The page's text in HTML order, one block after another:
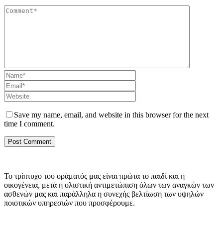
Save my name, email, and website in this browser for the next
time I comment.
Το τρίπτυχο του οράματός μας είναι πρώτα το παιδί και η
οικογένεια, μετά η ολιστική αντιμετώπιση όλων των αναγκών των
ασθενών μας και παράλληλα η συνεχής βελτίωση των υψηλών
ποιοτικών υπηρεσιών που προσφέρουμε.